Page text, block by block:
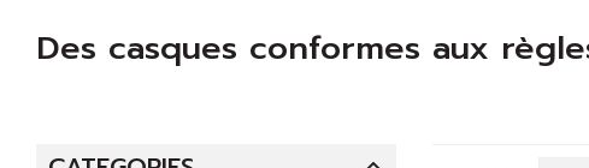
Des casques conformes aux
votre moto pour aller au travail, pour des circuits cross ou
complémentaires.